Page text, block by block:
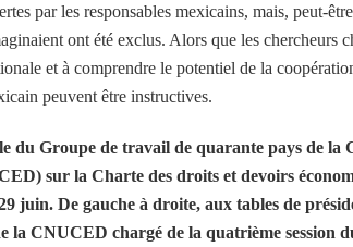
par les responsables mexicains, mais, peut-
ont été exclus. Alors que les chercheurs
et à comprendre le potentiel de la
peuvent être instructives.
du Groupe de travail de quarante pays de
sur la Charte des droits et devoirs
juin. De gauche à droite, aux tables de
CNUCED chargé de la quatrième session